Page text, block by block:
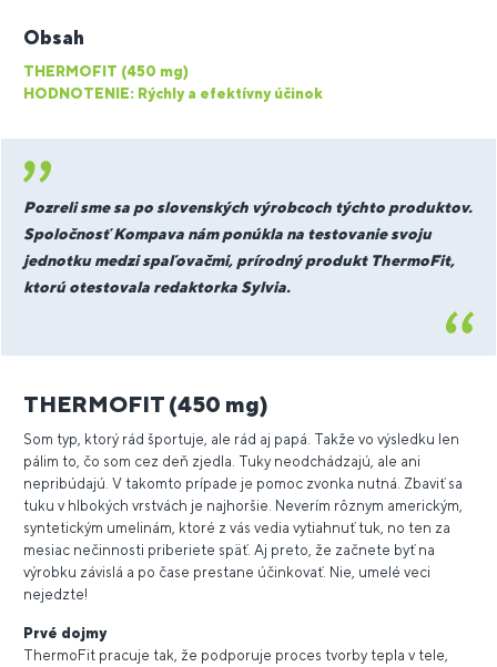
Obsah
THERMOFIT (450 mg)
HODNOTENIE: Rýchly a efektívny účinok
Pozreli sme sa po slovenských výrobcoch týchto produktov.
Spoločnosť Kompava nám ponúkla na testovanie svoju
jednotku medzi spaľovačmi, prírodný produkt ThermoFit,
ktorú otestovala redaktorka Sylvia.
THERMOFIT (450 mg)
Som typ, ktorý rád športuje, ale rád aj papá. Takže vo výsledku len
pálim to, čo som cez deň zjedla. Tuky neodchádzajú, ale ani
nepribúdajú. V takomto prípade je pomoc zvonka nutná. Zbaviť sa
tuku v hlbokých vrstvách je najhoršie. Neverím rôznym americkým,
syntetickým umelinám, ktoré z vás vedia vytiahnuť tuk, no ten za
mesiac nečinnosti priberiete späť. Aj preto, že začnete byť na
výrobku závislá a po čase prestane účinkovať. Nie, umelé veci
nejedzte!
Prvé dojmy
ThermoFit pracuje tak, že podporuje proces tvorby tepla v tele,